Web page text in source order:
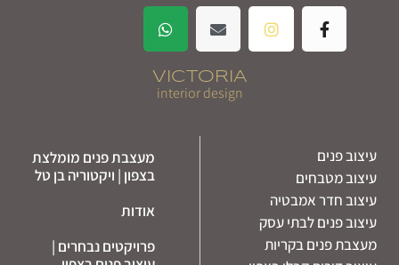
מעצבת פנים מומלצת
בצפון | ויקטוריה בן טל
אודות
פרויקטים נבחרים |
עיצוב פנים
עיצוב מטבחים
עיצוב חדר אמבטיה
עיצוב פנים לבתי עסק
מעצבת פנים בקריות
VICTORIA
interior design